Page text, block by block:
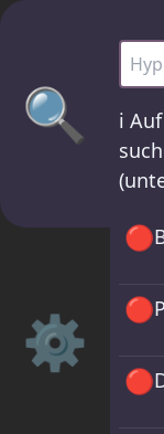
🔍
⚙️
ℹ️
🔴
🔴
🔴